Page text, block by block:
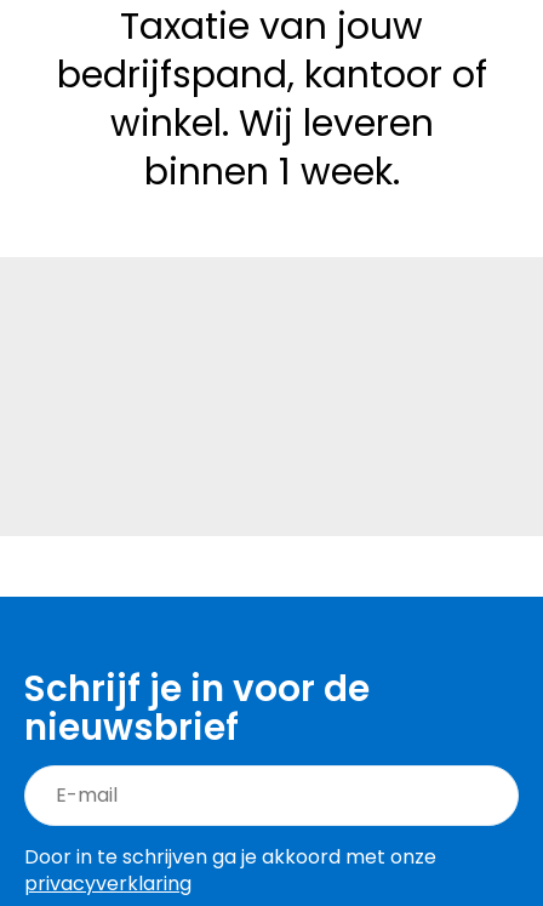
Taxatie van jouw
bedrijfspand, kantoor of
winkel. Wij leveren
binnen 1 week.
Schrijf je in voor de
nieuwsbrief
Door in te schrijven ga je akkoord met onze
privacyverklaring